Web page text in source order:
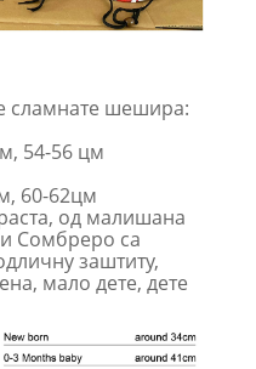
сламнате шешира:
54-56 цм
60-62цм
од малишана
Сомбреро са
заштиту,
мало дете, дете